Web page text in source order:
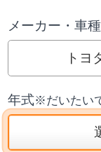
メーカー・車種
トヨ
年式※だいたい